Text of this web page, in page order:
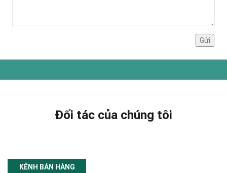
Đối tác của chúng tôi
KÊNH BÁN HÀNG